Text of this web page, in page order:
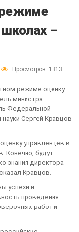
режиме
школах –
Просмотров: 1313
режиме оценку
министра
Федеральной
Сергей Кравцов
управленцев в
Конечно, будут
знания директора -
Кравцов.
успехи и
проведения
работ и